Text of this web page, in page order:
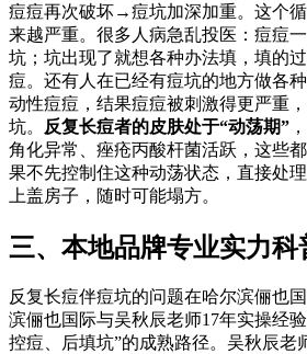
痘痘再次破坏→痘坑加深加重。这个
来越严重。很多人病急乱投医：痘痘
坑；坑出现了就想各种办法填，填的
痘。还有人在已经有痘坑的地方做各
动性痘痘，结果痘痘被刺激得更严重
坑。
反复长痘者的皮肤处于“动荡期”
角化异常、痤疮丙酸杆菌活跃，这些
果不先控制住这种动荡状态，直接处
上盖房子，随时可能塌方。
三、本地品牌专业实力科
反复长痘伴痘坑的问题在哈尔滨俪也
滨俪也国际与吴秋辰老师17年实操经
控痘、后填坑”的成熟路径。吴秋辰老